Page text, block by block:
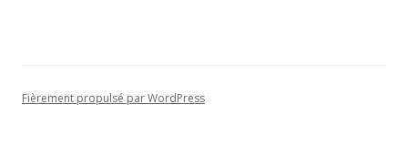
Fièrement propulsé par WordPress